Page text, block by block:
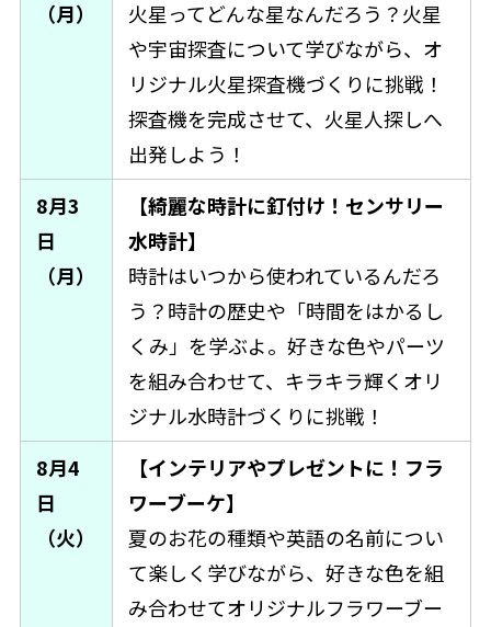
（月）
火星ってどんな星なんだろう？火星
や宇宙探査について学びながら、オ
リジナル火星探査機づくりに挑戦！
探査機を完成させて、火星人探しへ
出発しよう！
8月3
日
（月）
【綺麗な時計に釘付け！センサリー
水時計】
時計はいつから使われているんだろ
う？時計の歴史や「時間をはかるし
くみ」を学ぶよ。好きな色やパーツ
を組み合わせて、キラキラ輝くオリ
ジナル水時計づくりに挑戦！
8月4
日
（火）
【インテリアやプレゼントに！フラ
ワーブーケ】
夏のお花の種類や英語の名前につい
て楽しく学びながら、好きな色を組
み合わせてオリジナルフラワーブー